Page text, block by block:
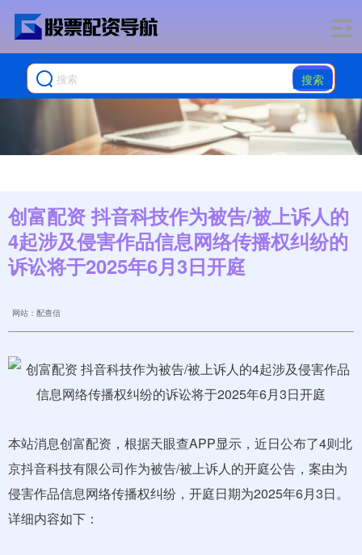
搜索
创富配资 抖音科技作为被告/被上诉人的
4起涉及侵害作品信息网络传播权纠纷的
诉讼将于2025年6月3日开庭
网站：配查信
本站消息创富配资，根据天眼查APP显示，近日公布了4则北
京抖音科技有限公司作为被告/被上诉人的开庭公告，案由为
侵害作品信息网络传播权纠纷，开庭日期为2025年6月3日。
详细内容如下：